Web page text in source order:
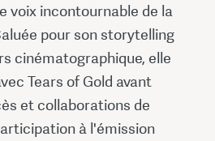
voix incontournable de la
pour son storytelling
cinématographique, elle
Tears of Gold avant
et collaborations de
à l'émission